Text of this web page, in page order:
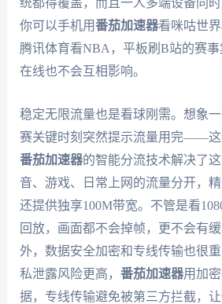
统都得覆盖，而且一人多端设备同
你可以手机用番茄加速器看咪咕世
腾讯体育看NBA，平板刷B站的赛
在线也不会互相影响。
稳定无限流量也是看球刚需。想象
赛关键时刻突然提示流量用完——这
番茄加速器的智能分流技术解决了
音、游戏、日常上网的流量分开，精
还提供独享100M带宽。不管是看
回放，画面都不会掉帧，更不会有
外，数据安全加密和专线传输也很
私泄露风险更高， 番茄加速器用加
据，专线传输避免被第三方拦截，